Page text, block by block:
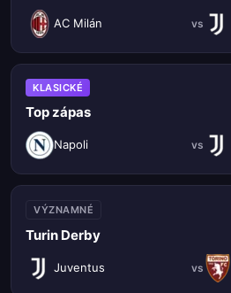
AC Milán vs
KLASICKÉ
Top zápas
Napoli vs
VÝZNAMNÉ
Turin Derby
Juventus vs